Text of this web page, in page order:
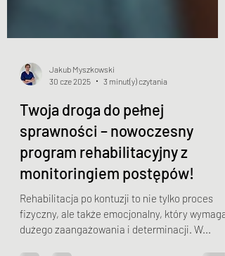
30 cze 2025
3 minut(y) czytania
Twoja droga do pełnej
sprawności – nowoczesny
program rehabilitacyjny z
monitoringiem postępów!
Rehabilitacja po kontuzji to nie tylko proces